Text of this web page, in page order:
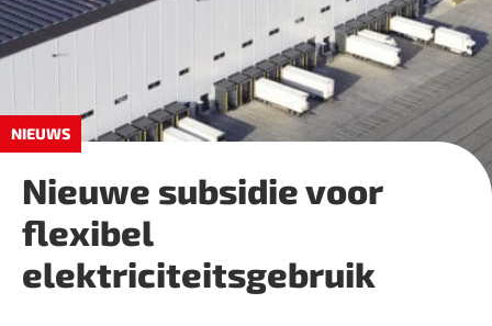
NIEUWS
Nieuwe subsidie voor
flexibel
elektriciteitsgebruik